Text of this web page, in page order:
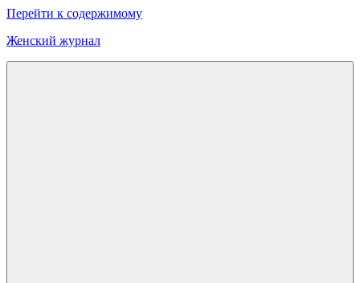
Перейти к содержимому
Женский журнал